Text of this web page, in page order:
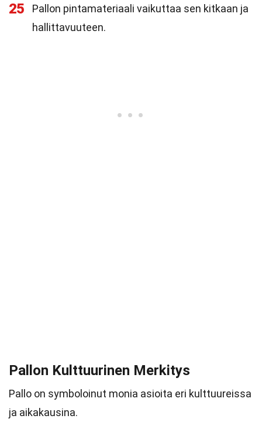
25
Pallon pintamateriaali vaikuttaa sen kitkaan ja
hallittavuuteen.
Pallon Kulttuurinen Merkitys
Pallo on symboloinut monia asioita eri kulttuureissa
ja aikakausina.